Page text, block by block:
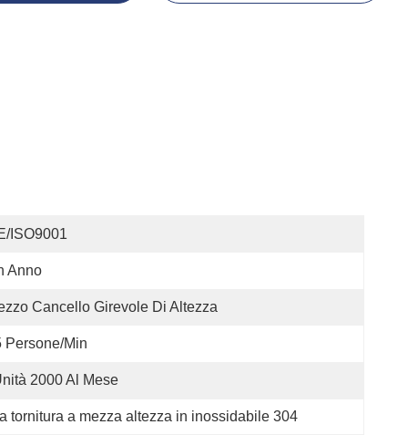
ISO9001
Anno
Cancello Girevole Di Altezza
Persone/min
2000 Al Mese
tornitura a mezza altezza in inossidabile 304